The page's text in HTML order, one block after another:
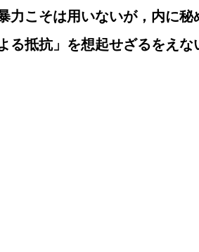
力こそは用いないが，内に
る抵抗」を想起せざるをえな